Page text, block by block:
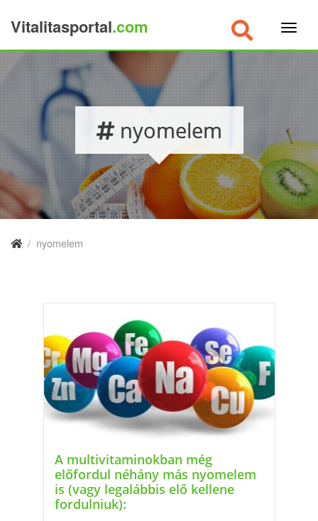
Vitalitasportal.com
nyomelem
/ nyomelem
A multivitaminokban még
előfordul néhány más nyomelem
is (vagy legalábbis elő kellene
fordulniuk):
×